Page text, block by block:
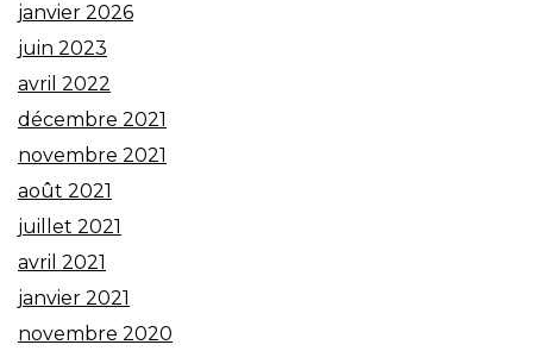
janvier 2026
juin 2023
avril 2022
décembre 2021
novembre 2021
août 2021
juillet 2021
avril 2021
janvier 2021
novembre 2020